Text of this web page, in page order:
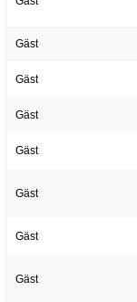
Gäst
Gäst
Gäst
Gäst
Gäst
Gäst
Gäst